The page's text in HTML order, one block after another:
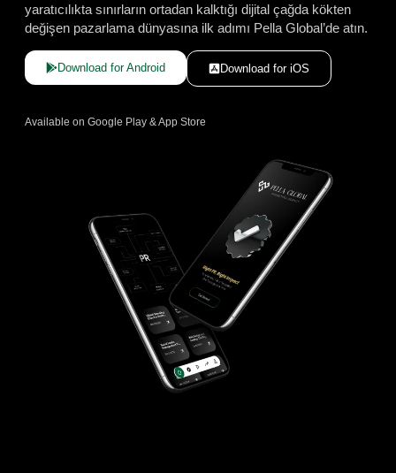
yaratıcılıkta sınırların ortadan kalktığı dijital çağda kökten
değişen pazarlama dünyasına ilk adımı Pella Global’de atın.
Download for Android Download for iOS
Available on Google Play & App Store